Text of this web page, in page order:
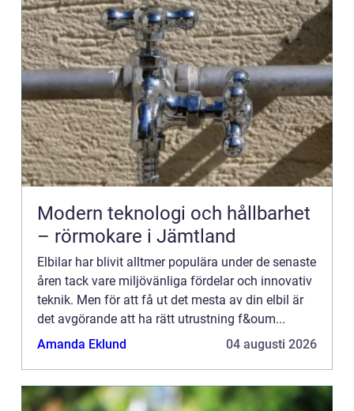
Modern teknologi och hållbarhet
– rörmokare i Jämtland
Elbilar har blivit alltmer populära under de senaste
åren tack vare miljövänliga fördelar och innovativ
teknik. Men för att få ut det mesta av din elbil är
det avgörande att ha rätt utrustning f&oum...
Amanda Eklund
04 augusti 2026